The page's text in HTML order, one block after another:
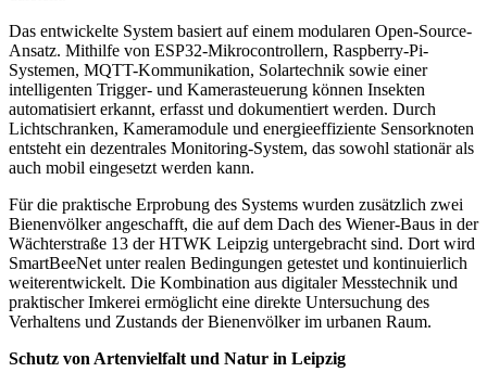
Das entwickelte System basiert auf einem modularen Open-Source-
Ansatz. Mithilfe von ESP32-Mikrocontrollern, Raspberry-Pi-
Systemen, MQTT-Kommunikation, Solartechnik sowie einer
intelligenten Trigger- und Kamerasteuerung können Insekten
automatisiert erkannt, erfasst und dokumentiert werden. Durch
Lichtschranken, Kameramodule und energieeffiziente Sensorknoten
entsteht ein dezentrales Monitoring-System, das sowohl stationär als
auch mobil eingesetzt werden kann.
Für die praktische Erprobung des Systems wurden zusätzlich zwei
Bienenvölker angeschafft, die auf dem Dach des Wiener-Baus in der
Wächterstraße 13 der HTWK Leipzig untergebracht sind. Dort wird
SmartBeeNet unter realen Bedingungen getestet und kontinuierlich
weiterentwickelt. Die Kombination aus digitaler Messtechnik und
praktischer Imkerei ermöglicht eine direkte Untersuchung des
Verhaltens und Zustands der Bienenvölker im urbanen Raum.
Schutz von Artenvielfalt und Natur in Leipzig